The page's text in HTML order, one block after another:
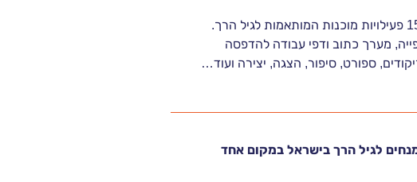
מערך כתוב ודפי עבודה להדפסה
ספורט, סיפור, הצגה, יצירה ועוד…
לגיל הרך בישראל במקום אחד